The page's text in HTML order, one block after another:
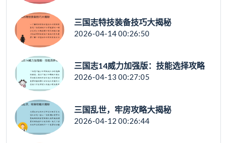
三国志特技装备技巧大揭秘
2026-04-14 00:26:50
三国志14威力加强版：技能选择攻略
2026-04-13 00:27:05
三国乱世，牢房攻略大揭秘
2026-04-12 00:26:44